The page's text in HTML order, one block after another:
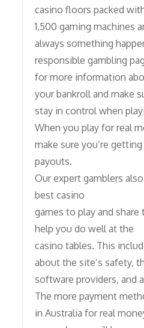
casino floors packed
1,500 gaming machines
always something
responsible gambling
for more information
your bankroll and make
stay in control when
When you play for real
make sure you’re
payouts.
Our expert gamblers
best casino
games to play and
help you do well at the
casino tables. This
about the site’s safety,
software providers, and
The more payment
in Australia for real